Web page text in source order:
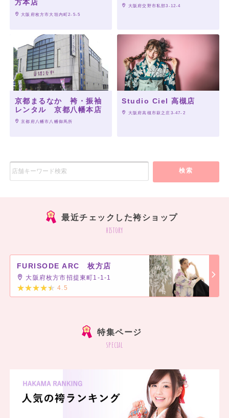
方本店
大阪府枚方市大垣内町2-5-5
大阪府交野市私部3-12-4
京都まるなか 袴・振袖
レンタル 京都八幡本店
京都府八幡市八幡御馬所
Studio Ciel 高槻店
大阪府高槻市萩之庄3-47-2
検索
最近チェックした袴ショップ
history
FURISODE ARC 枚方店
大阪府枚方市招提東町1-1-1
4.5
特集ページ
special